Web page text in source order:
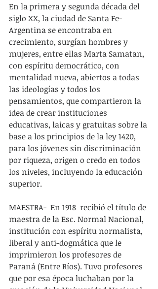
En la primera y segunda década del
siglo XX, la ciudad de Santa Fe-
Argentina se encontraba en
crecimiento, surgían hombres y
mujeres, entre ellas Marta Samatan,
con espíritu democrático, con
mentalidad nueva, abiertos a todas
las ideologías y todos los
pensamientos, que compartieron la
idea de crear instituciones
educativas, laicas y gratuitas sobre la
base a los principios de la ley 1420,
para los jóvenes sin discriminación
por riqueza, origen o credo en todos
los niveles, incluyendo la educación
superior.
MAESTRA-  En 1918  recibió el título de
maestra de la Esc. Normal Nacional,
institución con espíritu normalista,
liberal y anti-dogmática que le
imprimieron los profesores de
Paraná (Entre Ríos). Tuvo profesores
que por esa época luchaban por la